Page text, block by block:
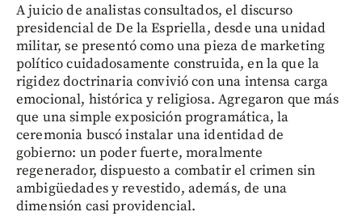
A juicio de analistas consultados, el discurso
presidencial de De la Espriella, desde una unidad
militar, se presentó como una pieza de marketing
político cuidadosamente construida, en la que la
rigidez doctrinaria convivió con una intensa carga
emocional, histórica y religiosa. Agregaron que más
que una simple exposición programática, la
ceremonia buscó instalar una identidad de
gobierno: un poder fuerte, moralmente
regenerador, dispuesto a combatir el crimen sin
ambigüedades y revestido, además, de una
dimensión casi providencial.